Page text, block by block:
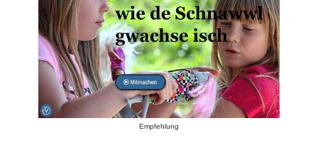
Empfehlung